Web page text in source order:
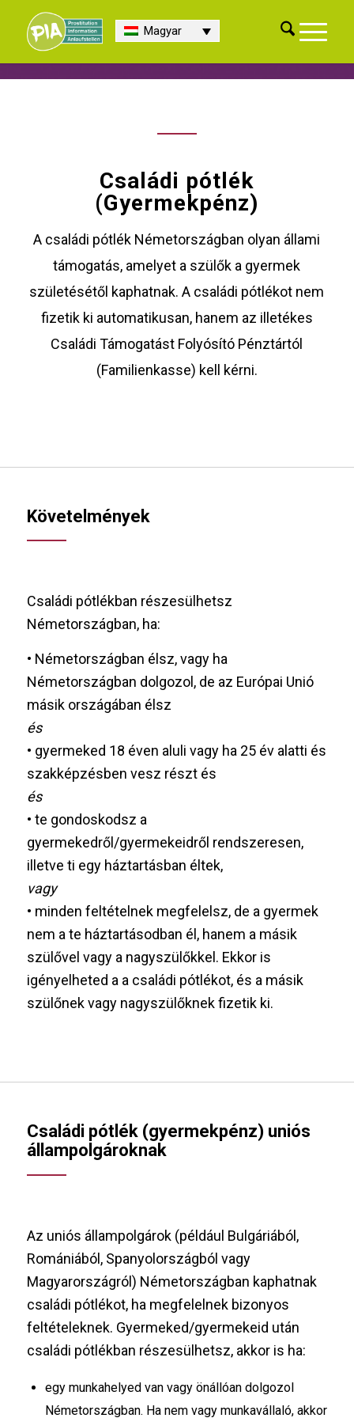
Magyar
Családi pótlék
(Gyermekpénz)
A családi pótlék Németországban olyan állami
támogatás, amelyet a szülők a gyermek
születésétől kaphatnak. A családi pótlékot nem
fizetik ki automatikusan, hanem az illetékes
Családi Támogatást Folyósító Pénztártól
(Familienkasse) kell kérni.
Követelmények
Családi pótlékban részesülhetsz
Németországban, ha:
• Németországban élsz, vagy ha
Németországban dolgozol, de az Európai Unió
másik országában élsz
és
• gyermeked 18 éven aluli vagy ha 25 év alatti és
szakképzésben vesz részt és
és
• te gondoskodsz a
gyermekedről/gyermekeidről rendszeresen,
illetve ti egy háztartásban éltek,
vagy
• minden feltételnek megfelelsz, de a gyermek
nem a te háztartásodban él, hanem a másik
szülővel vagy a nagyszülőkkel. Ekkor is
igényelheted a a családi pótlékot, és a másik
szülőnek vagy nagyszülőknek fizetik ki.
Családi pótlék (gyermekpénz) uniós
állampolgároknak
Az uniós állampolgárok (például Bulgáriából,
Romániából, Spanyolországból vagy
Magyarországról) Németországban kaphatnak
családi pótlékot, ha megfelelnek bizonyos
feltételeknek. Gyermeked/gyermekeid után
családi pótlékban részesülhetsz, akkor is ha:
egy munkahelyed van vagy önállóan dolgozol
Németországban. Ha nem vagy munkavállaló, akkor